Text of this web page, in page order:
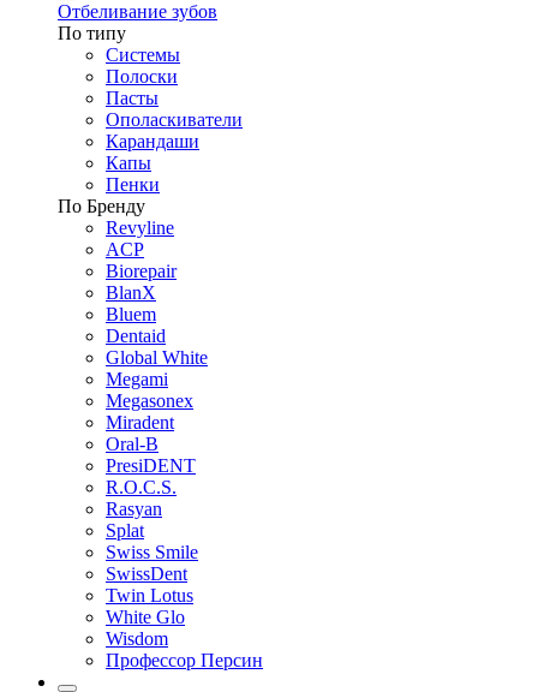
Отбеливание зубов
По типу
Системы
Полоски
Пасты
Ополаскиватели
Карандаши
Капы
Пенки
По Бренду
Revyline
ACP
Biorepair
BlanX
Bluem
Dentaid
Global White
Megami
Megasonex
Miradent
Oral-B
PresiDENT
R.O.C.S.
Rasyan
Splat
Swiss Smile
SwissDent
Twin Lotus
White Glo
Wisdom
Профессор Персин